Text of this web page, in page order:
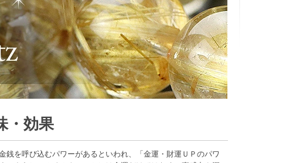
・効果
銭を呼び込むパワーがあるといわれ、「金運・財運ＵＰのパワ